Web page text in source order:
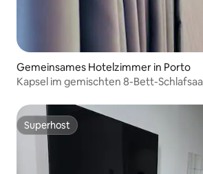
Gemeinsames Hotelzimmer in Porto
Kapsel im gemischten 8-Bett-
Superhost
Superhost